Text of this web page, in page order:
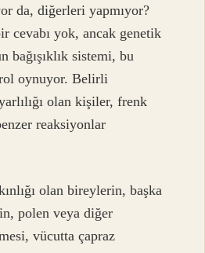
da, diğerleri yapmıyor?
cevabı yok, ancak genetik
bağışıklık sistemi, bu
oynuyor. Belirli
olan kişiler, frenk
reaksiyonlar
olan bireylerin, başka
polen veya diğer
vücutta çapraz